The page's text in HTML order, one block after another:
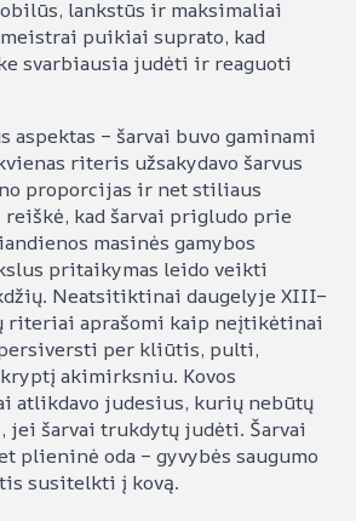
lankstūs ir maksimaliai
puikiai suprato, kad
svarbiausia judėti ir reaguoti
aspektas – šarvai buvo gaminami
riteris užsakydavo šarvus
proporcijas ir net stiliaus
reiškė, kad šarvai prigludo prie
masinės gamybos
pritaikymas leido veikti
Neatsitiktinai daugelyje XIII–
riteriai aprašomi kaip neįtikėtinai
per kliūtis, pulti,
akimirksniu. Kovos
atlikdavo judesius, kurių nebūtų
jei šarvai trukdytų judėti. Šarvai
plieninė oda – gyvybės saugumo
susitelkti į kovą.